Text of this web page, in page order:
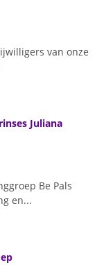
van onze
Juliana
Be Pals
en...